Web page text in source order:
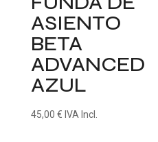
ASIENTO
BETA
ADVANCED
AZUL
45,00 € IVA Incl.